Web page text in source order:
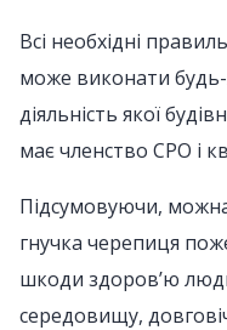
Всі необхідні
може виконати будь-
діяльність якої
має членство СРО і
Підсумовуючи,
гнучка черепиця
шкоди здоров’ю
середовищу,